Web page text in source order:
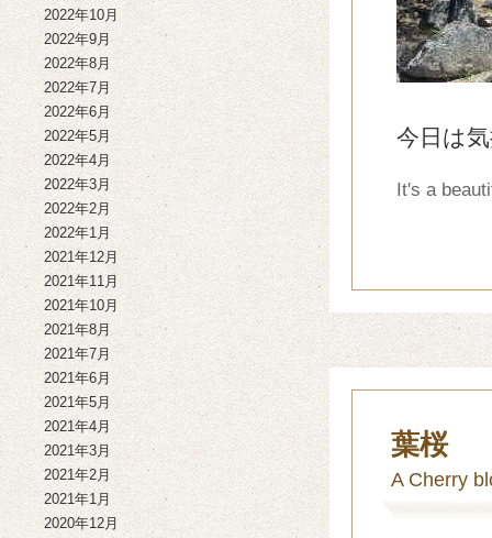
2022年10月
2022年9月
2022年8月
2022年7月
2022年6月
2022年5月
2022年4月
2022年3月
2022年2月
2022年1月
2021年12月
2021年11月
2021年10月
2021年8月
2021年7月
2021年6月
2021年5月
2021年4月
2021年3月
2021年2月
2021年1月
2020年12月
今日は
It's a
葉桜
A Cherry